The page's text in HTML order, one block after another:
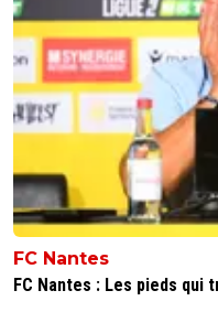
FC Nantes
FC Nantes : Les pieds qui